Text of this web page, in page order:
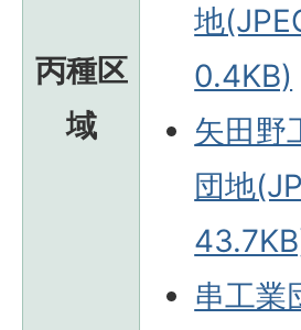
丙種区
域
地
0.4KB)
矢田野
団地
串工業